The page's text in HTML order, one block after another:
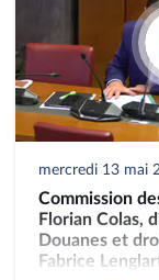
mercredi 13 mai
Commission
Florian Colas,
Douanes et
Fabrice